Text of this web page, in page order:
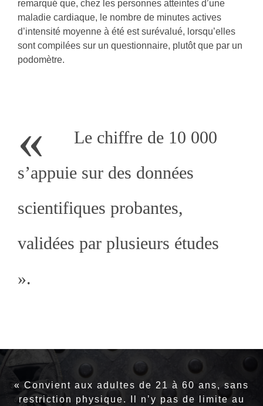
remarqué que, chez les personnes atteintes d’une
maladie cardiaque, le nombre de minutes actives
d’intensité moyenne à été est surévalué, lorsqu’elles
sont compilées sur un questionnaire, plutôt que par un
podomètre.
«
Le chiffre de 10 000
s’appuie sur des données
scientifiques probantes,
validées par plusieurs études
».
« Convient aux adultes de 21 à 60 ans, sans
restriction physique. Il n’y pas de limite au